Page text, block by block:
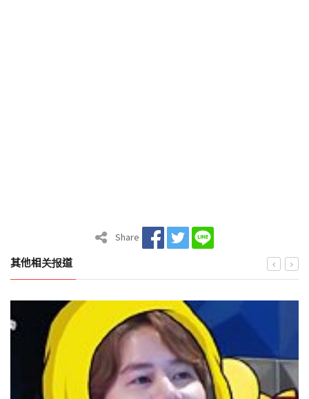
Share
其他相关报道